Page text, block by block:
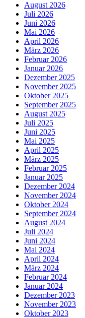
August 2026
Juli 2026
Juni 2026
Mai 2026
April 2026
März 2026
Februar 2026
Januar 2026
Dezember 2025
November 2025
Oktober 2025
September 2025
August 2025
Juli 2025
Juni 2025
Mai 2025
April 2025
März 2025
Februar 2025
Januar 2025
Dezember 2024
November 2024
Oktober 2024
September 2024
August 2024
Juli 2024
Juni 2024
Mai 2024
April 2024
März 2024
Februar 2024
Januar 2024
Dezember 2023
November 2023
Oktober 2023